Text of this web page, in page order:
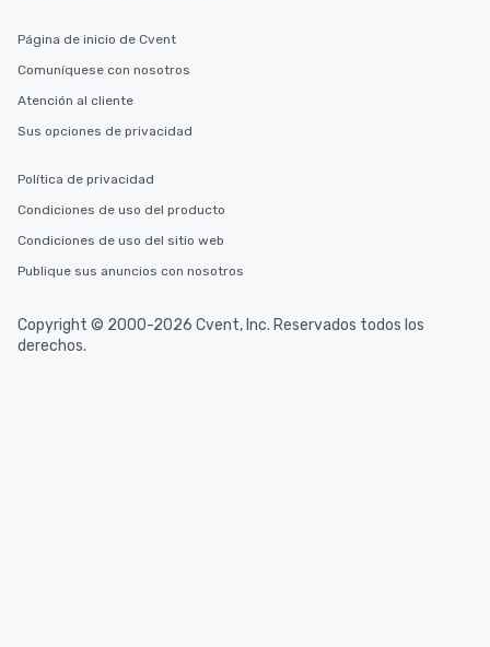
Página de inicio de Cvent
Comuníquese con nosotros
Atención al cliente
Sus opciones de privacidad
Política de privacidad
Condiciones de uso del producto
Condiciones de uso del sitio web
Publique sus anuncios con nosotros
Copyright © 2000-2026 Cvent, Inc. Reservados todos los
derechos.